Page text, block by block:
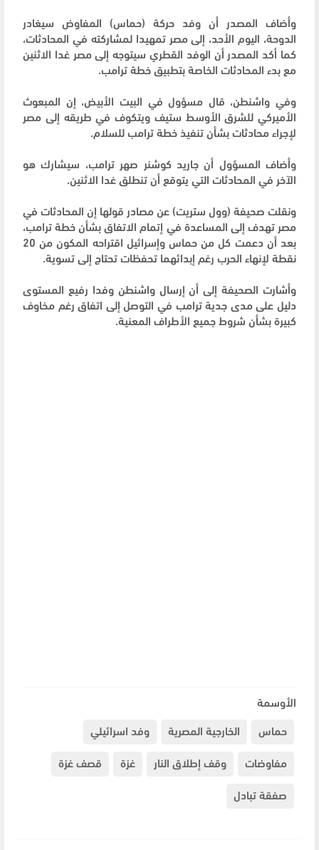
وأضاف المصدر أن وفد حركة (حماس) المفاوض سيغادر
الدوحة، اليوم الأحد، إلى مصر تمهيدا لمشاركته في المحادثات،
كما أكد المصدر أن الوفد القطري سيتوجه إلى مصر غدا الاثنين
مع بدء المحادثات الخاصة بتطبيق خطة ترامب.
وفي واشنطن، قال مسؤول في البيت الأبيض، إن المبعوث
الأميركي للشرق الأوسط ستيف ويتكوف في طريقه إلى مصر
لإجراء محادثات بشأن تنفيذ خطة ترامب للسلام.
وأضاف المسؤول أن جاريد كوشنر صهر ترامب، سيشارك هو
الآخر في المحادثات التي يتوقع أن تنطلق غدا الاثنين.
ونقلت صحيفة (وول ستريت) عن مصادر قولها إن المحادثات في
مصر تهدف إلى المساعدة في إتمام الاتفاق بشأن خطة ترامب،
بعد أن دعمت كل من حماس وإسرائيل اقتراحه المكون من 20
نقطة لإنهاء الحرب رغم إبدائهما تحفظات تحتاج إلى تسوية.
وأشارت الصحيفة إلى أن إرسال واشنطن وفدا رفيع المستوى
دليل على مدى جدية ترامب في التوصل إلى اتفاق رغم مخاوف
كبيرة بشأن شروط جميع الأطراف المعنية.
الأوسمة
حماس
الخارجية المصرية
وفد اسرائيلي
مفاوضات
وقف إطلاق النار غزة
قصف غزة
صفقة تبادل